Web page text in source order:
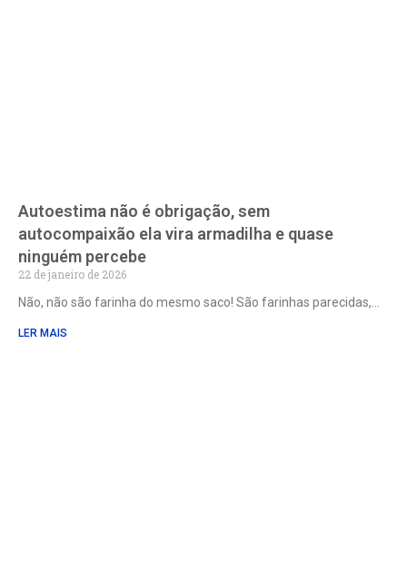
Autoestima não é obrigação, sem
autocompaixão ela vira armadilha e quase
ninguém percebe
22 de janeiro de 2026
Não, não são farinha do mesmo saco! São farinhas parecidas,
LER MAIS